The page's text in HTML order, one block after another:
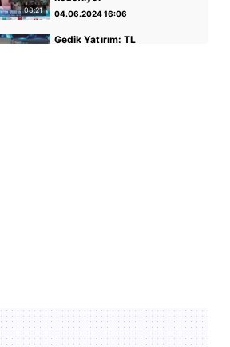
08:21 04.06.2024 16:06
Gedik Yatırım: TL
35:30
Karahan: Parasal sıkılığı
koruyacağız
08.02.2024 11:36